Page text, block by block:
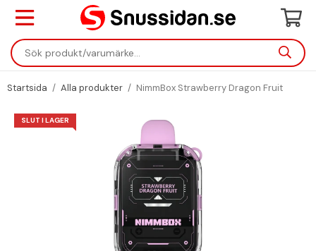
Startsida / Alla produkter / NimmBox Strawberry Dragon Fruit
SLUT I LAGER